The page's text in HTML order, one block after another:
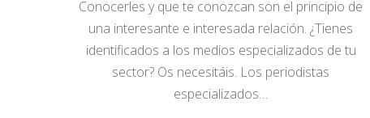
Conocerles y que te conozcan son el principio de
una interesante e interesada relación. ¿Tienes
identificados a los medios especializados de tu
sector? Os necesitáis. Los periodistas
especializados…